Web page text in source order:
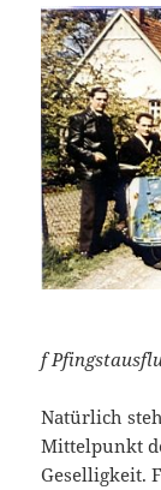
f
Natürlich
Mittelpunkt
Geselligkeit.